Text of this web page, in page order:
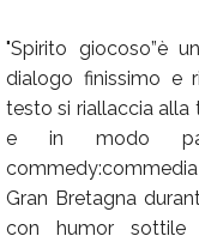
"Spirito giocoso”è
dialogo finissimo e
testo si riallaccia alla
e in modo
Gran Bretagna
con humor